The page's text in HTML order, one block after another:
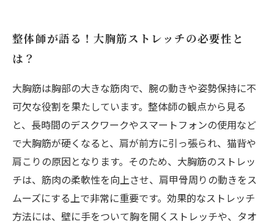
手に入れるまでの物語
大胸筋ストレッチがもたらす全身の調和とその
驚きの効果
整体師が語る！大胸筋ストレッチの必要性と
は？
大胸筋は胸部の大きな筋肉で、腕の動きや姿勢保持に不
可欠な役割を果たしています。整体師の観点から見る
と、長時間のデスクワークやスマートフォンの使用など
で大胸筋が硬くなると、肩が前方に引っ張られ、猫背や
肩こりの原因となります。そのため、大胸筋のストレッ
チは、筋肉の柔軟性を向上させ、肩甲骨周りの動きをス
ムーズにする上で非常に重要です。効果的なストレッチ
方法には、壁に手をついて胸を開くストレッチや、タオ